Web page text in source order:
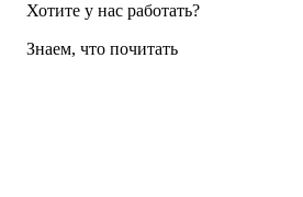
Хотите у нас работать?
Знаем, что почитать